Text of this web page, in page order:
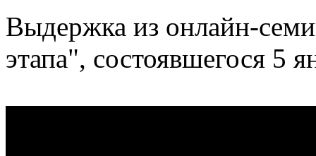
Выдержка из онлайн-
этапа", состоявшегося 5